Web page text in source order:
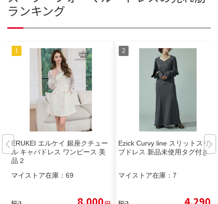
ランキング
ERUKEI エルケイ 銀座クチュー
ル キャバドレス ワンピース 美
品 2
マイストア在庫： 69
Ezick Curvy line スリットスリー
ブドレス 新品未使用タグ付き
マイストア在庫： 7